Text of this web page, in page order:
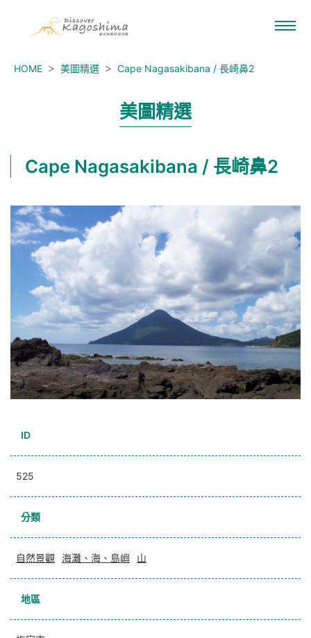
HOME 美圖精選 Cape Nagasakibana / 長崎鼻2
美圖精選
Cape Nagasakibana / 長崎鼻2
ID
525
分類
自然景觀 海灘、海、島嶼 山
地區